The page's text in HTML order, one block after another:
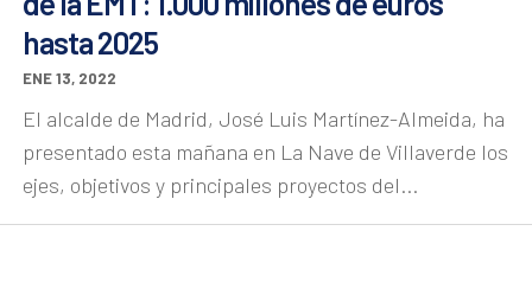
hasta 2025
ENE 13, 2022
El alcalde de Madrid, José Luis Martínez-Almeida, ha
presentado esta mañana en La Nave de Villaverde los
ejes, objetivos y principales proyectos del...